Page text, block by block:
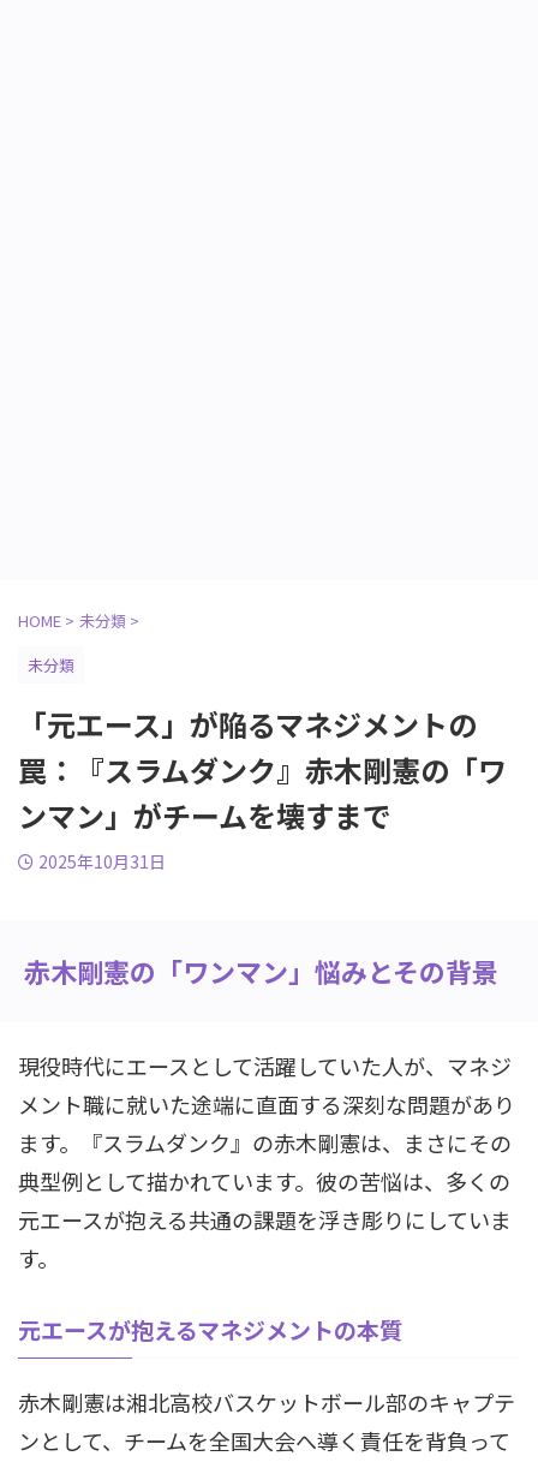
HOME > 未分類 >
未分類
「元エース」が陥るマネジメントの
罠：『スラムダンク』赤木剛憲の「ワ
ンマン」がチームを壊すまで
2025年10月31日
赤木剛憲の「ワンマン」悩みとその背景
現役時代にエースとして活躍していた人が、マネジ
メント職に就いた途端に直面する深刻な問題があり
ます。『スラムダンク』の赤木剛憲は、まさにその
典型例として描かれています。彼の苦悩は、多くの
元エースが抱える共通の課題を浮き彫りにしていま
す。
元エースが抱えるマネジメントの本質
赤木剛憲は湘北高校バスケットボール部のキャプテ
ンとして、チームを全国大会へ導く責任を背負って